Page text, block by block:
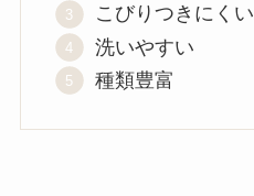
こびりつきにくい
洗いやすい
種類豊富